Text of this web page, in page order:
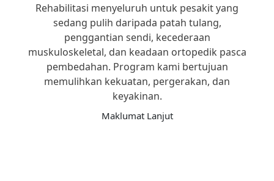
Rehabilitasi menyeluruh untuk pesakit yang
sedang pulih daripada patah tulang,
penggantian sendi, kecederaan
muskuloskeletal, dan keadaan ortopedik pasca
pembedahan. Program kami bertujuan
memulihkan kekuatan, pergerakan, dan
keyakinan.
Maklumat Lanjut